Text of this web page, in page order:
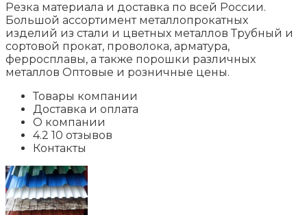
Резка материала и доставка по всей России.
Большой ассортимент металлопрокатных
изделий из стали и цветных металлов Трубный и
сортовой прокат, проволока, арматура,
ферросплавы, а также порошки различных
металлов Оптовые и розничные цены.
Товары компании
Доставка и оплата
О компании
4.2 10 отзывов
Контакты